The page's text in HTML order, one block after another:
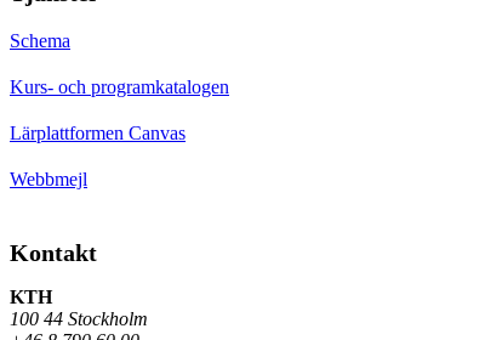
Schema
Kurs- och programkatalogen
Lärplattformen Canvas
Webbmejl
Kontakt
KTH
100 44 Stockholm